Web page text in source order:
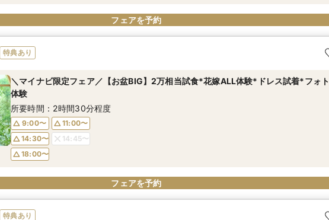
フェアを予約
特典あり
＼マイナビ限定フェア／【お盆BIG】2万相当試食*花嫁ALL体験*ドレス試着*フォト
体験
所要時間：2時間30分程度
9:00〜
11:00〜
14:30〜
14:45〜
18:00〜
フェアを予約
特典あり